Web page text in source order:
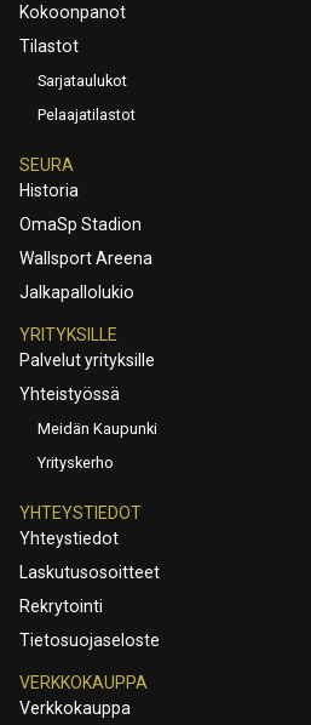
Kokoonpanot
Tilastot
Sarjataulukot
Pelaajatilastot
SEURA
Historia
OmaSp Stadion
Wallsport Areena
Jalkapallolukio
YRITYKSILLE
Palvelut yrityksille
Yhteistyössä
Meidän Kaupunki
Yrityskerho
YHTEYSTIEDOT
Yhteystiedot
Laskutusosoitteet
Rekrytointi
Tietosuojaseloste
VERKKOKAUPPA
Verkkokauppa